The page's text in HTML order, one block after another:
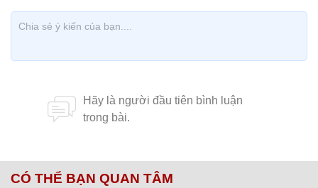
CÓ THỂ BẠN QUAN TÂM